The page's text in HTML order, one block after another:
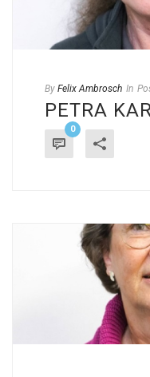
By Felix Ambrosch In
PETRA
0